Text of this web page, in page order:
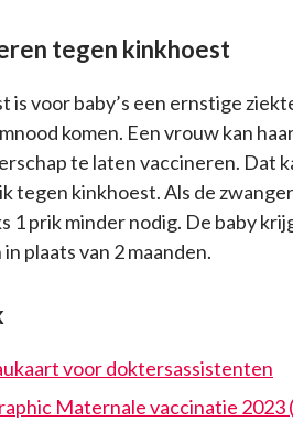
tegen kinkhoest
is voor baby’s een ernstige
komen. Een vrouw kan
te laten vaccineren. Dat
tegen kinkhoest. Als de
1 prik minder nodig. De baby
plaats van 2 maanden.
voor doktersassistenten
Maternale vaccinatie 2023